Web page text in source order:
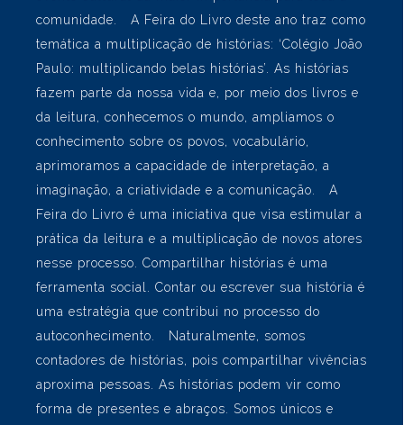
A Feira do Livro da unidade
Praia de Belas foi um sucesso
Em sua 3ª edição, a Feira do Livro do Colégio João
Paulo Unidade Praia de Belas se destaca como um
evento cultural da maior importância para toda a
comunidade. A Feira do Livro deste ano traz como
temática a multiplicação de histórias: ‘Colégio João
Paulo: multiplicando belas histórias’. As histórias
fazem parte da nossa vida e, por meio dos livros e
da leitura, conhecemos o mundo, ampliamos o
conhecimento sobre os povos, vocabulário,
aprimoramos a capacidade de interpretação, a
imaginação, a criatividade e a comunicação. A
Feira do Livro é uma iniciativa que visa estimular a